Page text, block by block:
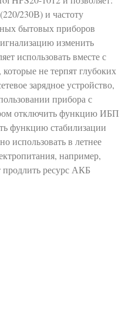
230В) и частоту
бытовых приборов
изменить
использовать вместе с
не терпят глубоких
зарядное устройство,
прибора с
отключить функцию ИБП
функцию стабилизации
использовать в летнее
например,
продлить ресурс АКБ